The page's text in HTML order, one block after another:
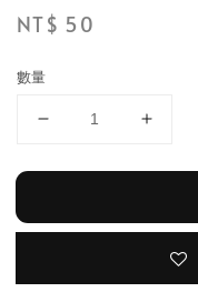
Regular
NT$ 50
數量